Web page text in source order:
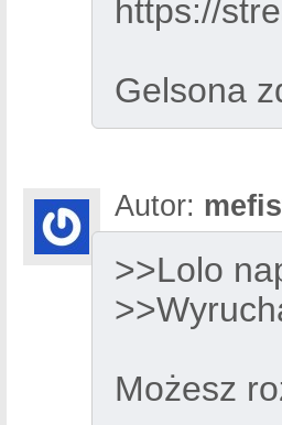
https://
Gelsona
Autor:
>>Lolo
Możesz